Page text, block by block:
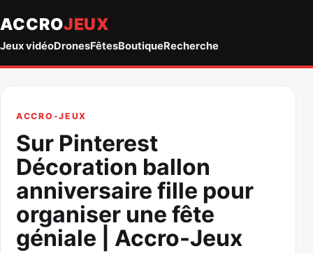
ACCROJEUX
Jeux vidéoDronesFêtesBoutiqueRecherche
ACCRO-JEUX
Sur Pinterest
Décoration ballon
anniversaire fille pour
organiser une fête
géniale | Accro-Jeux